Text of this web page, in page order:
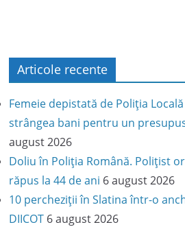
Articole recente
Femeie depistată de Poliția
strângea bani pentru un
august 2026
Doliu în Poliția Română. Polițist
răpus la 44 de ani 6 august 2026
10 percheziții în Slatina într-o
DIICOT 6 august 2026